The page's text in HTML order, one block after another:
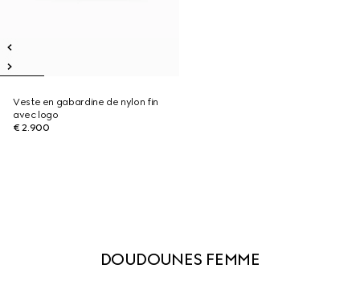
Veste en gabardine de nylon fin
avec logo
€ 2.900
DOUDOUNES FEMME